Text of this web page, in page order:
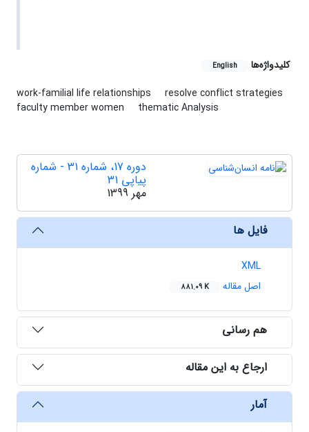
کلیدواژه‌ها English
work-familial life relationships
resolve conflict strategies
faculty member women
thematic Analysis
دوره 17، شماره 31 - شماره
پیاپی 31
مهر 1399
فایل ها
XML
اصل مقاله
881.09 K
هم رسانی
ارجاع به این مقاله
آمار